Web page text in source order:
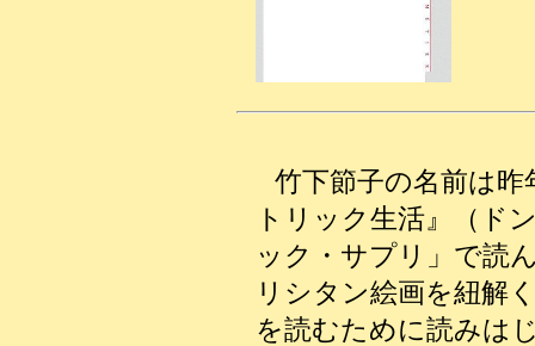
竹下節子の名前は
トリック生活』（ド
ック・サプリ」で読
リシタン絵画を紐解
を読むために読みは